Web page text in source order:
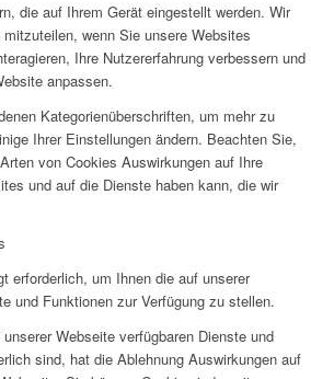
die auf Ihrem Gerät eingestellt werden. Wir
wenn Sie unsere Websites
Ihre Nutzererfahrung verbessern und
anpassen.
Kategorienüberschriften, um mehr zu
Ihrer Einstellungen ändern. Beachten Sie,
von Cookies Auswirkungen auf Ihre
und auf die Dienste haben kann, die wir
erforderlich, um Ihnen die auf unserer
und Funktionen zur Verfügung zu stellen.
Webseite verfügbaren Dienste und
sind, hat die Ablehnung Auswirkungen auf